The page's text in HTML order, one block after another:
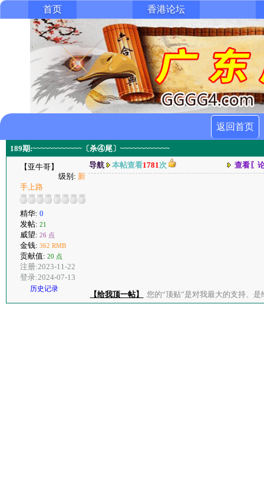
首页 香港论坛
返回首页
189期:~~~~~~~~~~~~〔杀④尾〕~~~~~~~~~~~~
【亚牛哥】
级别: 新
手上路
精华: 0
发帖: 21
威望: 26 点
金钱: 362 RMB
贡献值: 20 点
注册:2023-11-22
登录:2024-07-13
历史记录
导航 本帖查看1781次 查看〖
【给我顶一帖】 您的“顶贴”是对我最大的支持、